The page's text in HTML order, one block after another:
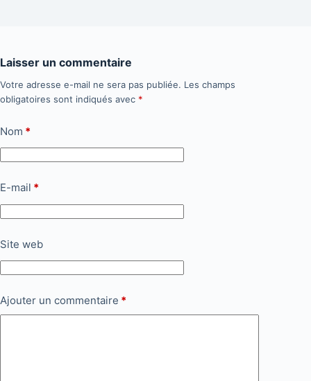
Laisser un commentaire
Votre adresse e-mail ne sera pas publiée. Les champs
obligatoires sont indiqués avec *
Nom *
E-mail *
Site web
Ajouter un commentaire *